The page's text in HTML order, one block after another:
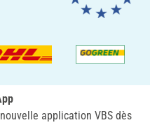
application VBS dès